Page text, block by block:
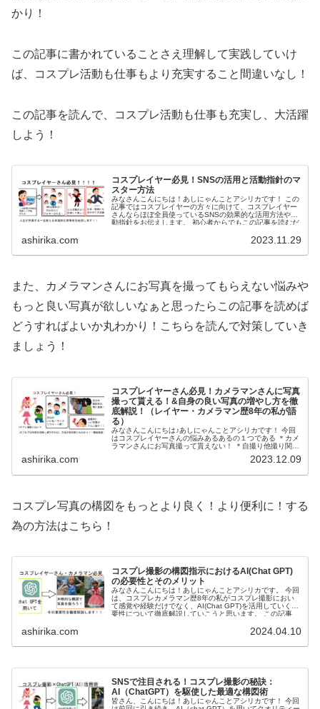
かり！
この記事に書かれていることさえ理解して実践していけ
ば、
コスプレ活動も仕事もより充実すること間違いなし！
この記事を読んで、コスプレ活動も仕事も充実し、 大活躍
しよう！
コスプレイヤー必見！SNSの活用と活動指針のマ
スター方法
みなさんこんにちは！あしにゃんことアシリカです！ この
記事ではコスプレイヤーの方々に向けて、コスプレイヤー
さんならほぼ全員使っているSNSの効果的な活用方法や活
動指針をお伝えします。 初心者からでもこの記事を読むだ
ashirika.com 2023.11.29
また、カメラマンさんにお写真を撮ってもらえない悩みや
もっと良い写真が欲しいなぁと思ったらこの記事を読めば
どうすればよいか丸わかり！こちらを読んで対策していき
ましょう！
コスプレイヤーさん必見！カメラマンさんに写真
撮って貰える！&自身の良い写真の増やし方を徹
底解説！（レイヤー・カメラマン歴8年の私が語
る）
みなさんこんにちは♪あしにゃんことアシリカです！ 今回
はコスプレイヤーさんの悩みあるあるの１つである ＊カメ
ラマンさんにお写真撮って貰えない！ ＊自撮り他撮り関係
ashirika.com 2023.12.09
コスプレ写真の構図をもっとより良く！より便利に！する
為の方法はこちら！
コスプレ撮影の構図指示におけるAI(Chat GPT)
の必要性とそのメリット
みなさんこんにちは！あしにゃんことアシリカです。 今回
は、コスプレカメラマン歴8年の私がコスプレ撮影におい
て感覚や経験だけでなく、AI(Chat GPT)を活用していく重
要性について徹底解説していこうと思います。 この記事
ashirika.com 2024.04.10
SNSで注目される！コスプレ撮影の秘訣：
AI（ChatGPT）を駆使した最適な構図術
皆さん、こんにちは！あしにゃんことアシリカです！ 今回